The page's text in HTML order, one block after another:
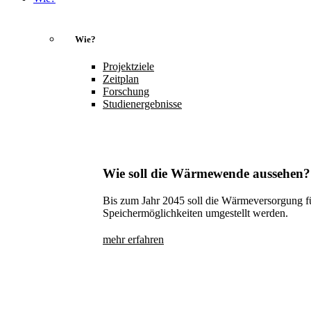
Wie?
Projektziele
Zeitplan
Forschung
Studienergebnisse
Wie soll die Wärmewende aussehen?
Bis zum Jahr 2045 soll die Wärmeversorgung
Speichermöglichkeiten umgestellt werden.
mehr erfahren